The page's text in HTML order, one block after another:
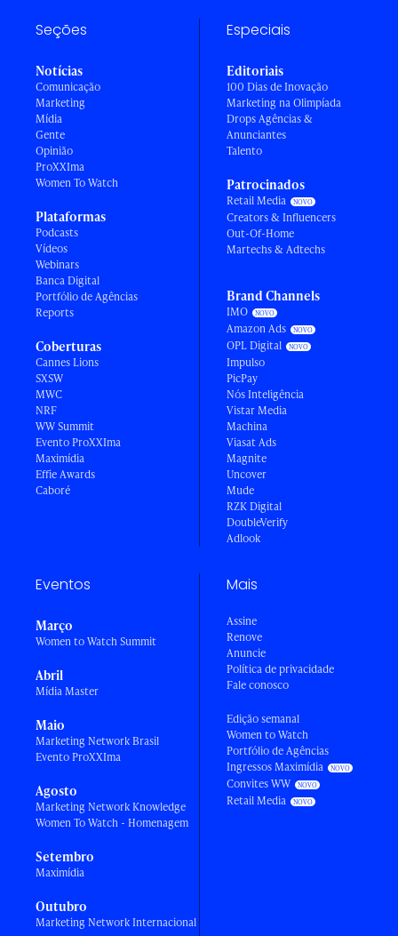
Seções
Notícias
Comunicação
Marketing
Mídia
Gente
Opinião
ProXXIma
Women To Watch
Plataformas
Podcasts
Vídeos
Webinars
Banca Digital
Portfólio de Agências
Reports
Coberturas
Cannes Lions
SXSW
MWC
NRF
WW Summit
Evento ProXXIma
Maximídia
Effie Awards
Caboré
Especiais
Editoriais
100 Dias de Inovação
Marketing na Olimpíada
Drops Agências &
Anunciantes
Talento
Patrocinados
Retail Media
Creators & Influencers
Out-Of-Home
Martechs & Adtechs
Brand Channels
IMO
Amazon Ads
OPL Digital
Impulso
PicPay
Nós Inteligência
Vistar Media
Machina
Viasat Ads
Magnite
Uncover
Mude
RZK Digital
DoubleVerify
Adlook
Eventos
Março
Women to Watch Summit
Abril
Mídia Master
Maio
Marketing Network Brasil
Evento ProXXIma
Agosto
Marketing Network Knowledge
Women To Watch - Homenagem
Setembro
Maximídia
Outubro
Marketing Network Internacional
Mais
Assine
Renove
Anuncie
Política de privacidade
Fale conosco
Edição semanal
Women to Watch
Portfólio de Agências
Ingressos Maximídia
Convites WW
Retail Media